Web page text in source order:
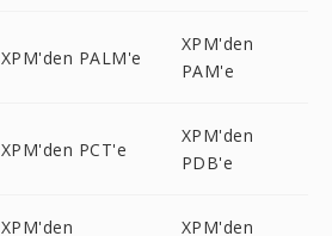
XPM'den PALM'e
XPM'den
PAM'e
XPM'den PCT'e
XPM'den
PDB'e
XPM'den
XPM'den